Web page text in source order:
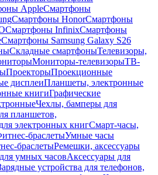
AppleСмартфоны
Смартфоны HonorСмартфоны
Смартфоны InfinixСмартфоны
Смартфоны Samsung Galaxy S26
Складные смартфоныТелевизоры,
Мониторы-телевизорыТВ-
ПроекторыПроекционные
дисплеиПланшеты, электронные
книгиГрафические
Чехлы, бамперы для
планшетов,
электронных книгСмарт-часы,
браслетыУмные часы
браслетыРемешки, аксессуары
умных часовАксессуары для
устройства для телефонов,